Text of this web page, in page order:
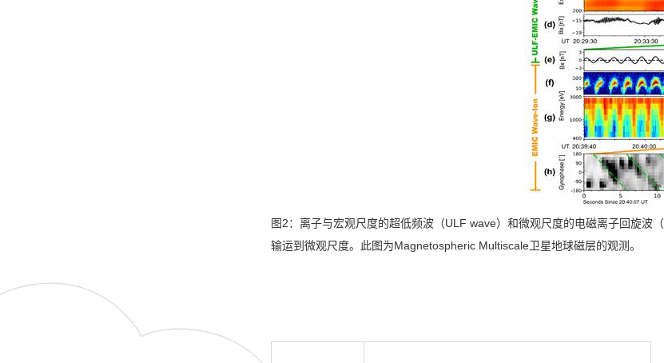
图2：离子与宏观尺度的超低频波（ULF wave）和微观尺度的电磁离子回旋波（
输运到微观尺度。此图为Magnetospheric Multiscale卫星地球磁层的观测。